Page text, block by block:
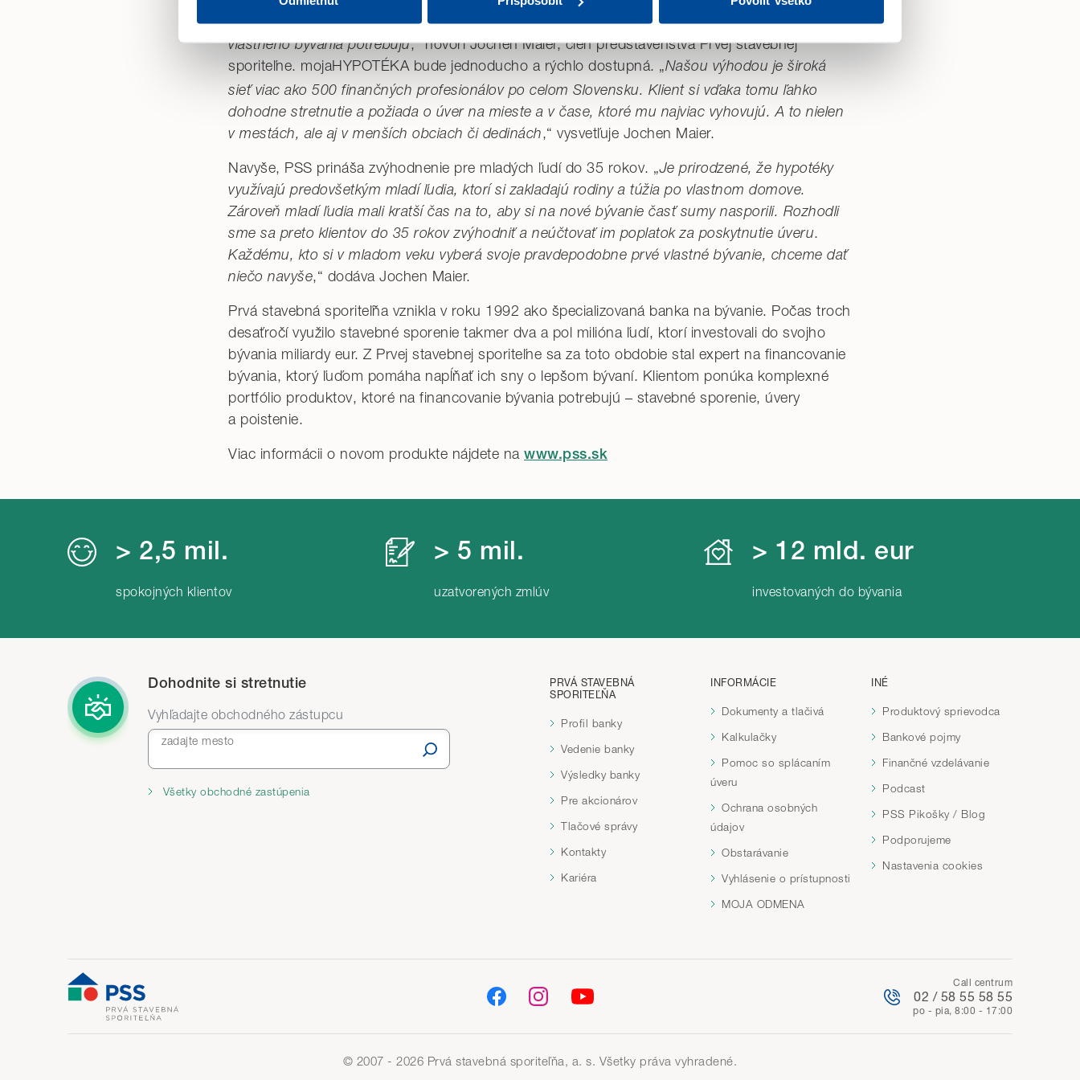
Ak zvolíte„Odmietnuť“, budeme ukladať iba nevyhnutné (technické) cookies potrebné pre chod webu. Svoje voľby
môžete kedykoľvek zmeniť v časti„Prispôsobiť“.
Detailné informácie o cookies nájdete tu.
jednou strechou klientom ponúknuť kompletnú paletu produktov, ktoré na financovanie
vlastného bývania potrebujú,“ hovorí Jochen Maier, člen predstavenstva Prvej stavebnej
sporiteľne. mojaHYPOTÉKA bude jednoducho a rýchlo dostupná. „Našou výhodou je široká
sieť viac ako 500 finančných profesionálov po celom Slovensku. Klient si vďaka tomu ľahko
dohodne stretnutie a požiada o úver na mieste a v čase, ktoré mu najviac vyhovujú. A to nielen
v mestách, ale aj v menších obciach či dedinách,“ vysvetľuje Jochen Maier.
Navyše, PSS prináša zvýhodnenie pre mladých ľudí do 35 rokov. „Je prirodzené, že hypotéky
využívajú predovšetkým mladí ľudia, ktorí si zakladajú rodiny a túžia po vlastnom domove.
Zároveň mladí ľudia mali kratší čas na to, aby si na nové bývanie časť sumy nasporili. Rozhodli
sme sa preto klientov do 35 rokov zvýhodniť a neúčtovať im poplatok za poskytnutie úveru.
Každému, kto si v mladom veku vyberá svoje pravdepodobne prvé vlastné bývanie, chceme dať
niečo navyše,“ dodáva Jochen Maier.
Prvá stavebná sporiteľňa vznikla v roku 1992 ako špecializovaná banka na bývanie. Počas troch
desaťročí využilo stavebné sporenie takmer dva a pol milióna ľudí, ktorí investovali do svojho
bývania miliardy eur. Z Prvej stavebnej sporiteľne sa za toto obdobie stal expert na financovanie
bývania, ktorý ľuďom pomáha napĺňať ich sny o lepšom bývaní. Klientom ponúka komplexné
portfólio produktov, ktoré na financovanie bývania potrebujú – stavebné sporenie, úvery
a poistenie.
Viac informácii o novom produkte nájdete na www.pss.sk
> 2,5 mil.
spokojných klientov
> 5 mil.
uzatvorených zmlúv
> 12 mld. eur
investovaných do bývania
Dohodnite si stretnutie
Vyhľadajte obchodného zástupcu
zadajte mesto
Všetky obchodné zastúpenia
PRVÁ STAVEBNÁ
SPORITEĽŇA
Profil banky
Vedenie banky
Výsledky banky
Pre akcionárov
Tlačové správy
Kontakty
Kariéra
INFORMÁCIE
Dokumenty a tlačivá
Kalkulačky
Pomoc so splácaním
úveru
Ochrana osobných
údajov
Obstarávanie
Vyhlásenie o prístupnosti
MOJA ODMENA
INÉ
Produktový sprievodca
Bankové pojmy
Finančné vzdelávanie
Podcast
PSS Pikošky / Blog
Podporujeme
Nastavenia cookies
Call centrum
02 / 58 55 58 55
po - pia, 8:00 - 17:00
© 2007 - 2026 Prvá stavebná sporiteľňa, a. s. Všetky práva vyhradené.